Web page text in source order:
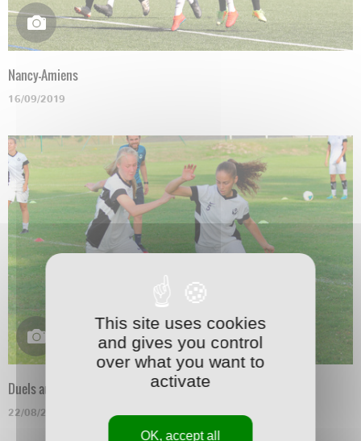
Nancy-Amiens
16/09/2019
Duels au soleil
22/08/2019
This site uses cookies
and gives you control
over what you want to
activate
OK, accept all